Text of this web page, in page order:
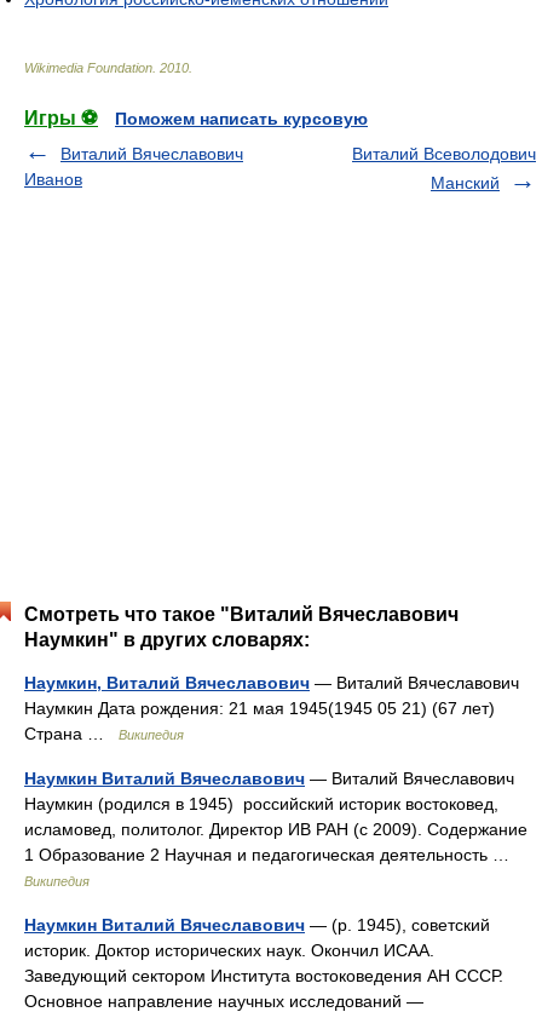
Wikimedia Foundation 2010
Игры ⚽
Поможем написать курсовую
Виталий Вячеславович
Иванов
Виталий Всеволодович
Манский
Смотреть что такое "Виталий Вячеславович
Наумкин" в других словарях:
Наумкин, Виталий Вячеславович — Виталий Вячеславович
Наумкин Дата рождения: 21 мая 1945(1945 05 21) (67 лет)
Страна …
Википедия
Наумкин Виталий Вячеславович — Виталий Вячеславович
Наумкин (родился в 1945) российский историк востоковед,
исламовед, политолог. Директор ИВ РАН (с 2009). Содержание
1 Образование 2 Научная и педагогическая деятельность …
Википедия
Наумкин Виталий Вячеславович — (р. 1945), советский
историк. Доктор исторических наук. Окончил ИСАА.
Заведующий сектором Института востоковедения АН СССР.
Основное направление научных исследований —